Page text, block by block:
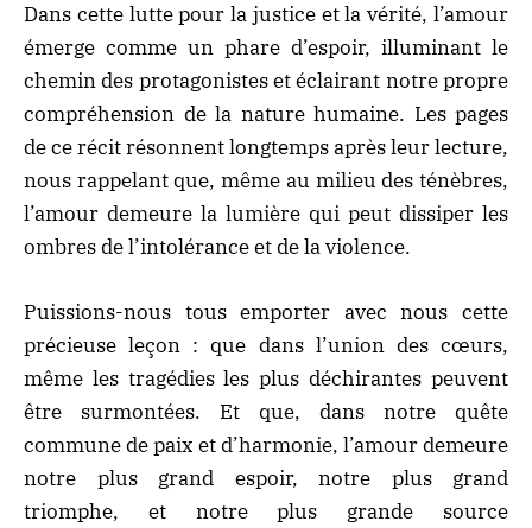
Dans cette lutte pour la justice et la vérité, l’amour
émerge comme un phare d’espoir, illuminant le
chemin des protagonistes et éclairant notre propre
compréhension de la nature humaine. Les pages
de ce récit résonnent longtemps après leur lecture,
nous rappelant que, même au milieu des ténèbres,
l’amour demeure la lumière qui peut dissiper les
ombres de l’intolérance et de la violence.
Puissions-nous tous emporter avec nous cette
précieuse leçon : que dans l’union des cœurs,
même les tragédies les plus déchirantes peuvent
être surmontées. Et que, dans notre quête
commune de paix et d’harmonie, l’amour demeure
notre plus grand espoir, notre plus grand
triomphe, et notre plus grande source